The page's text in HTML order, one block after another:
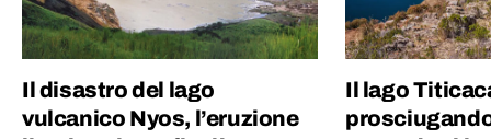
Il disastro del lago
vulcanico Nyos, l’eruzione
Il lago